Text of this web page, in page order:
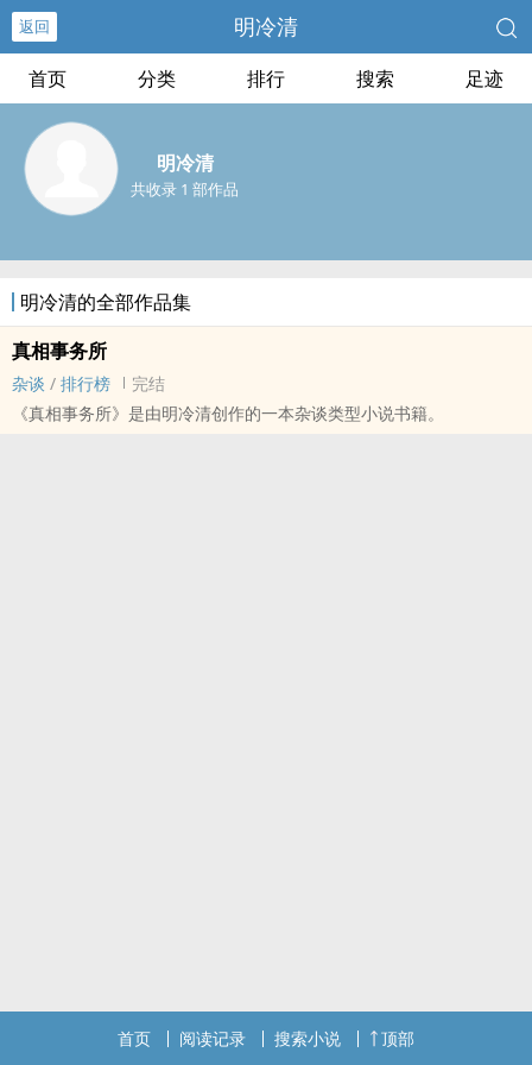
返回 明冷清
首页 分类 排行 搜索 足迹
明冷清
共收录 1 部作品
明冷清的全部作品集
真相事务所
杂谈 / 排行榜
完结
《真相事务所》是由明冷清创作的一本杂谈类型小说书籍。
首页 阅读记录 搜索小说 顶部